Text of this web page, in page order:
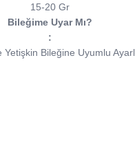
15-20 Gr
Bileğime Uyar Mı?
:
Yetişkin Bileğine Uyumlu